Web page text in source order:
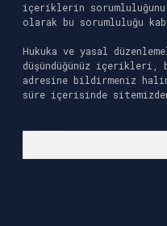
içeriklerin
olarak bu sorumluluğu
Hukuka ve yasal
düşündüğünüz içerikleri,
adresine bildirmeniz
süre içerisinde